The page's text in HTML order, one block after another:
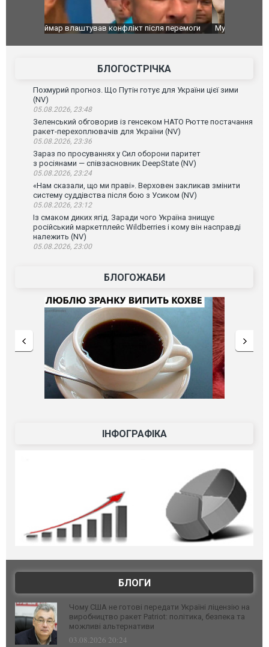
Мудрик провів перший матч за "Челсі" після
під час
Франції
БЛОГОСТРІЧКА
Похмурий прогноз. Що Путін готує для України цієї зими
(NV)
05.08.2026, 23:48
Зеленський обговорив із генсеком НАТО Рютте постачання
ракет-перехоплювачів для України (NV)
05.08.2026, 23:36
Зараз по просуваннях у Сил оборони паритет
з росіянами — співзасновник DeepState (NV)
05.08.2026, 23:24
«Нам сказали, що ми праві». Верховен закликав змінити
систему суддівства після бою з Усиком (NV)
05.08.2026, 23:12
Із смаком диких ягід. Заради чого Україна знищує
російський маркетплейс Wildberries і кому він насправді
належить (NV)
05.08.2026, 23:00
БЛОГОЖАБИ
ІНФОГРАФІКА
БЛОГИ
Чому США не готові передати Україні ліцензію на
виробництво ракет Patriot: політика, безпека та
можливі альтернативи
03.08.2026 20:24